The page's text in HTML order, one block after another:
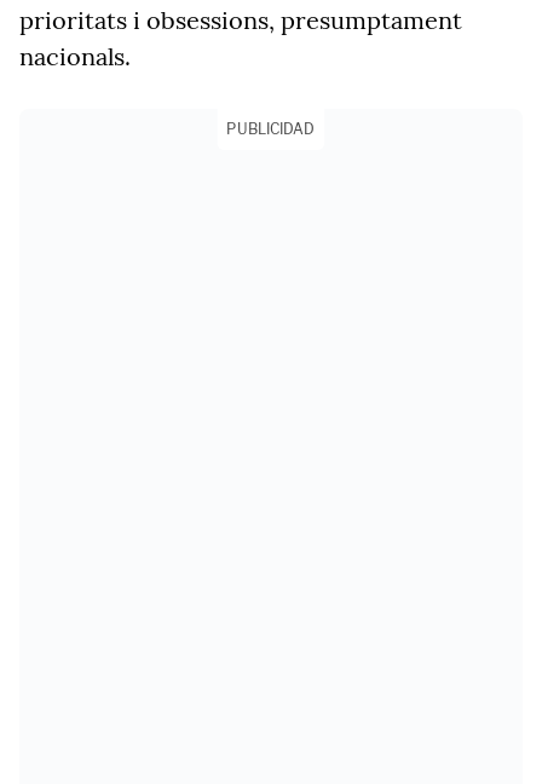
prioritats i obsessions, presumptament
nacionals.
PUBLICIDAD